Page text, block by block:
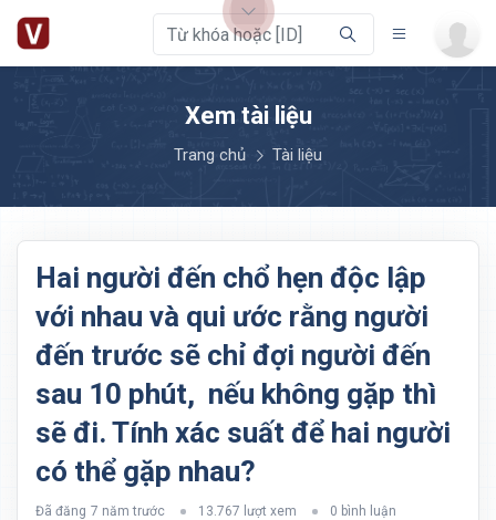
Xem tài liệu
Trang chủ Tài liệu
Hai người đến chổ hẹn độc lập
với nhau và qui ước rằng người
đến trước sẽ chỉ đợi người đến
sau 10 phút, nếu không gặp thì
sẽ đi. Tính xác suất để hai người
có thể gặp nhau?
Đã đăng 7 năm trước 13.767 lượt xem 0 bình luận